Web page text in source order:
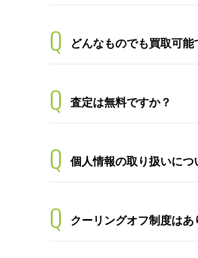
Q どんなものでも買取可能
Q 査定は無料ですか？
Q 個人情報の取り扱いにつ
Q クーリングオフ制度はあ